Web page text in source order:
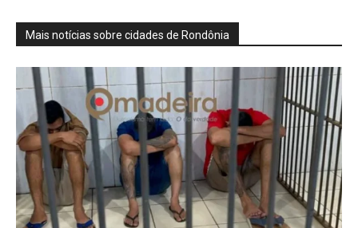
Mais notícias sobre cidades de Rondônia